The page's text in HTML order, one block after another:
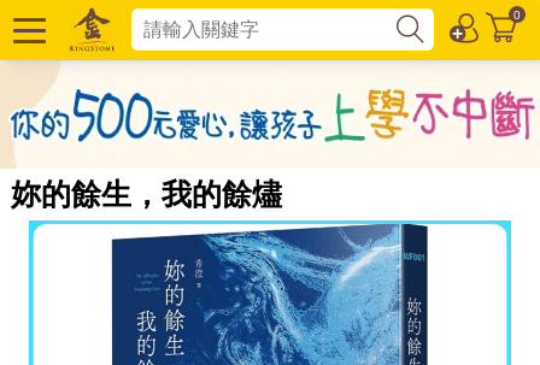
0
妳的餘生，我的餘燼